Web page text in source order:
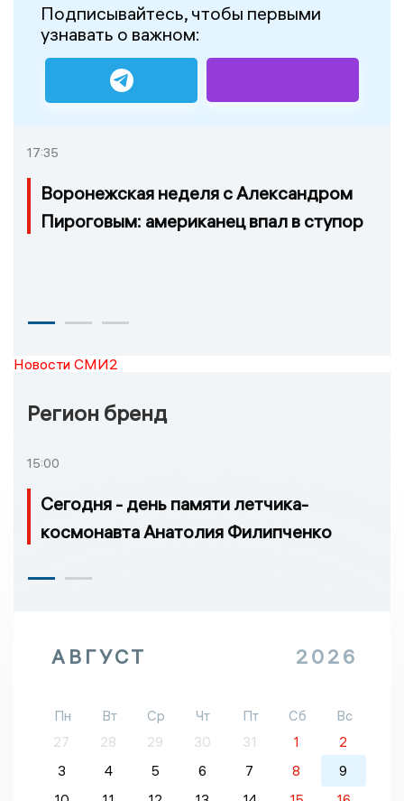
Подписывайтесь, чтобы первыми
узнавать о важном:
17:35
Воронежская неделя с Александром
Пироговым: американец впал в ступор
Новости СМИ2
Регион бренд
15:00
Сегодня - день памяти летчика-
космонавта Анатолия Филипченко
АВГУСТ 2026
Пн Вт Ср Чт Пт Сб
Вс
27
28 29 30 31 1
2
3
4 5 6 7 8
9